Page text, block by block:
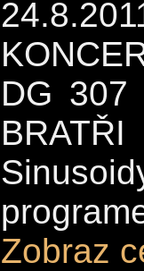
DG 307
Zobraz